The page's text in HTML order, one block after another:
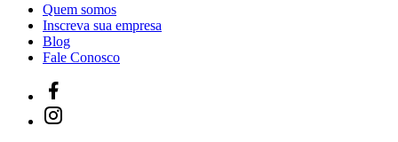
Quem somos
Inscreva sua empresa
Blog
Fale Conosco